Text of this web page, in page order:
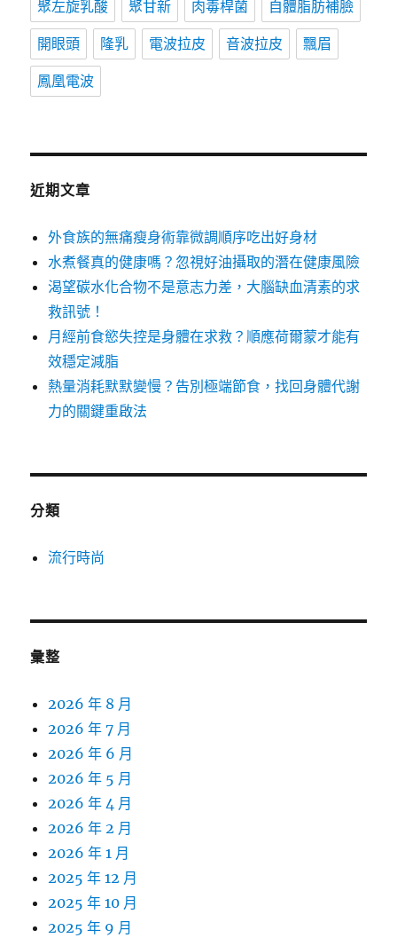
聚左旋乳酸 聚甘新 肉毒桿菌 自體脂肪補臉
開眼頭 隆乳 電波拉皮 音波拉皮 飄眉
鳳凰電波
近期文章
外食族的無痛瘦身術靠微調順序吃出好身材
水煮餐真的健康嗎？忽視好油攝取的潛在健康風險
渴望碳水化合物不是意志力差，大腦缺血清素的求
救訊號！
月經前食慾失控是身體在求救？順應荷爾蒙才能有
效穩定減脂
熱量消耗默默變慢？告別極端節食，找回身體代謝
力的關鍵重啟法
分類
流行時尚
彙整
2026 年 8 月
2026 年 7 月
2026 年 6 月
2026 年 5 月
2026 年 4 月
2026 年 2 月
2026 年 1 月
2025 年 12 月
2025 年 10 月
2025 年 9 月